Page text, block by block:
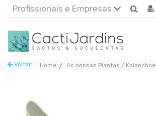
Profissionais e Empresas
Home As nossas Plantas / Kalanchoe
Voltar